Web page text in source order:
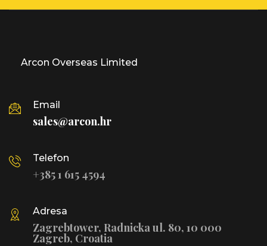
Arcon Overseas Limited
Email
sales@arcon.hr
Telefon
+385 1 615 4594
Adresa
Zagrebtower, Radnicka ul. 80, 10 000
Zagreb, Croatia